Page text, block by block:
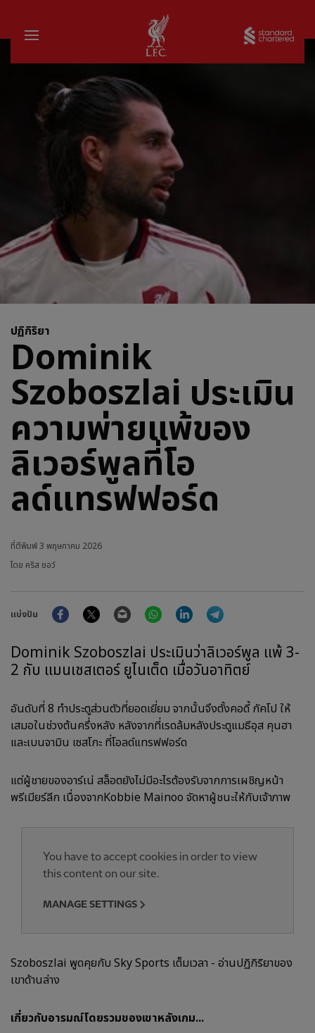
บ้าน
ปฏิกิริยา
Dominik
Szoboszlai ประเมิน
ความพ่ายแพ้ของ
ลิเวอร์พูลที่โอ
ลด์แทรฟฟอร์ด
ที่ตีพิมพ์3 พฤษภาคม 2026
โดย คริส ชอว์
แบ่งปัน
FacebookTwitter Email WhatsAppLinkedIn
Dominik Szoboszlai ประเมินว่าลิเวอร์พูล แพ้ 3-
2 กับ แมนเชสเตอร์ ยูไนเต็ด เมื่อวันอาทิตย์
อันดับที่ 8 ทำประตูส่วนตัวที่ยอดเยี่ยม จากนั้นจึงตั้งคอดี้ กัคโป ให้
เสมอในช่วงต้นครึ่งหลัง หลังจากที่เรดล้มหลังประตูแมธีอุส คุนฮา
และเบนจามิน เซสโกะ ที่โอลด์แทรฟฟอร์ด
แต่ผู้ชายของอาร์เน่ สล็อตยังไม่มีอะไรต้องรับจากการเผชิญหน้า
พรีเมียร์ลีก เนื่องจากKobbie Mainoo จัดหาผู้ชนะให้กับเจ้าภาพ
You have to accept cookies in order to view
this content on our site.
MANAGE SETTINGS
Szoboszlai พูดคุยกับ Sky Sports เต็มเวลา - อ่านปฏิกิริยาของ
เขาด้านล่าง
เกี่ยวกับอารมณ์โดยรวมของเขาหลังเกม...